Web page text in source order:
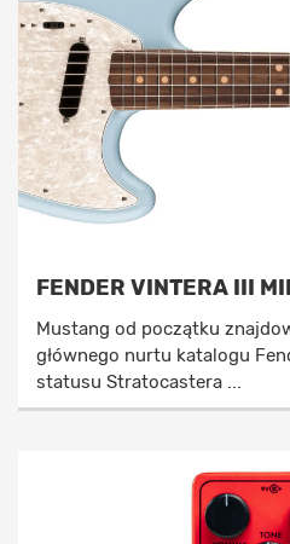
FENDER VINTERA III
Mustang od początku
głównego nurtu katalogu
statusu Stratocastera ...